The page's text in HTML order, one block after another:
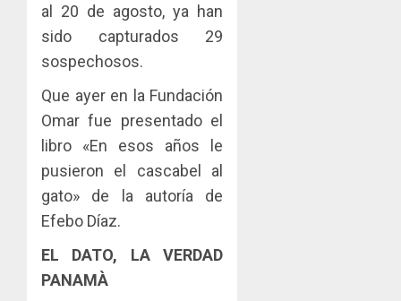
al 20 de agosto, ya han
sido capturados 29
sospechosos.
Que ayer en la Fundación
Omar fue presentado el
libro «En esos años le
pusieron el cascabel al
gato» de la autoría de
Efebo Díaz.
EL DATO, LA VERDAD
PANAMÀ